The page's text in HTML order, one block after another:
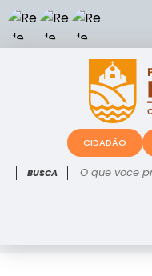
O que voce procura?
CIDADÃO